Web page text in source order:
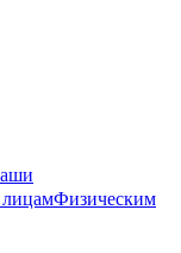
Физическим